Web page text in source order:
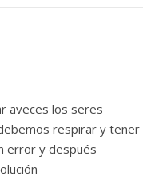
aveces los seres
respirar y tener
error y después